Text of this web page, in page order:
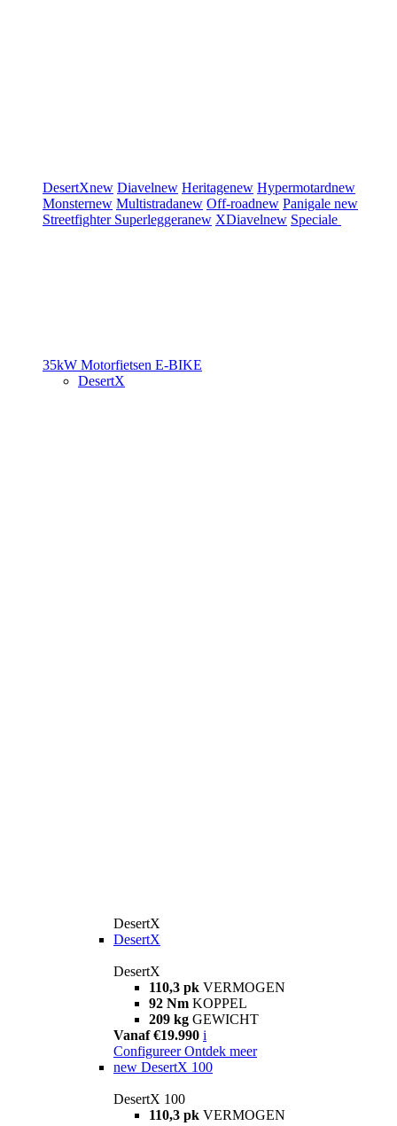
DesertXnew Diavelnew Heritagenew Hypermotardnew
Monsternew Multistradanew Off-roadnew Panigale new
Streetfighter Superleggeranew XDiavelnew Speciale
35kW Motorfietsen E-BIKE
DesertX
DesertX
DesertX
DesertX
110,3 pk VERMOGEN
92 Nm KOPPEL
209 kg GEWICHT
Vanaf €19.990 i
Configureer Ontdek meer
new DesertX 100
DesertX 100
110,3 pk VERMOGEN